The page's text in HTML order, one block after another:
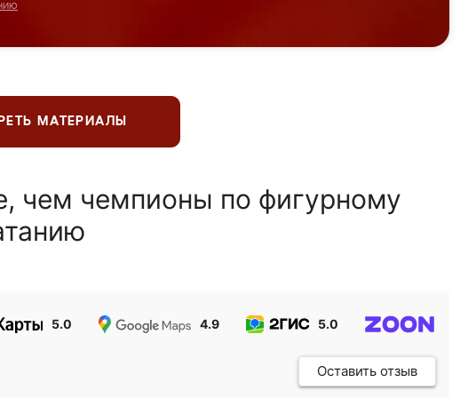
МАТЕРИАЛЫ
чем чемпионы по фигурному
5.0 4.9 5.0
Оставить отзыв